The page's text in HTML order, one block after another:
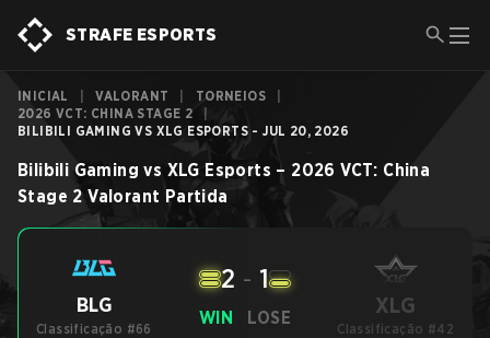
STRAFE ESPORTS
INICIAL VALORANT TORNEIOS
2026 VCT: CHINA STAGE 2
BILIBILI GAMING VS XLG ESPORTS - JUL 20, 2026
Bilibili Gaming vs XLG Esports – 2026 VCT: China
Stage 2 Valorant Partida
BLG
Classificação #66
WIN
2 - 1
LOSE XLG
Classificação #42